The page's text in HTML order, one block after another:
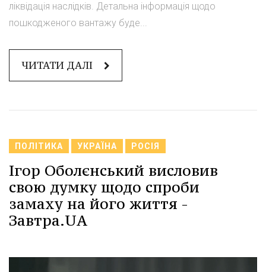
ліквідація наслідків. Детальна інформація щодо
пошкодженого вантажу буде...
ЧИТАТИ ДАЛІ
ПОЛІТИКА УКРАЇНА РОСІЯ
Ігор Оболєнський висловив
свою думку щодо спроби
замаху на його життя -
Завтра.UA